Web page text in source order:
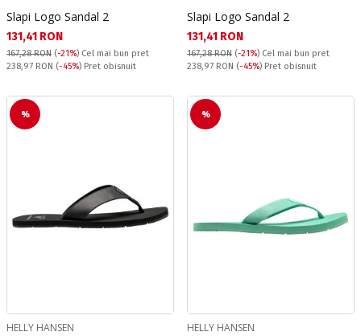
Slapi Logo Sandal 2
Текуща цена:
131,41 RON
167,28 RON (-21%) Cel mai bun pret
Pret obisnuit:
238,97 RON (-45%) Pret obisnuit
Slapi Logo Sandal 2
Текуща цена:
131,41 RON
167,28 RON (-21%) Cel mai bun pret
Pret obisnuit:
238,97 RON (-45%) Pret obisnuit
%
HELLY HANSEN
%
HELLY HANSEN